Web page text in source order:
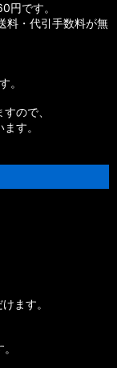
円です。
料・代引手数料が無
。
ので、
す。
ます。